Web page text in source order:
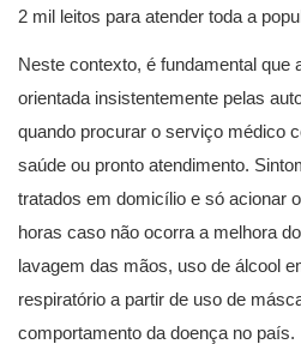
2 mil leitos para atender toda a
Neste contexto, é fundamental que
orientada insistentemente pelas
quando procurar o serviço médico
saúde ou pronto atendimento.
tratados em domicílio e só acionar
horas caso não ocorra a melhora
lavagem das mãos, uso de álcool
respiratório a partir de uso de
comportamento da doença no país.